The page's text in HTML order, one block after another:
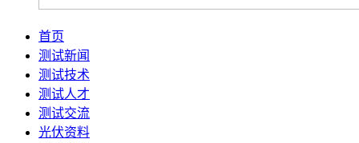
首页
测试新闻
测试技术
测试人才
测试交流
光伏资料